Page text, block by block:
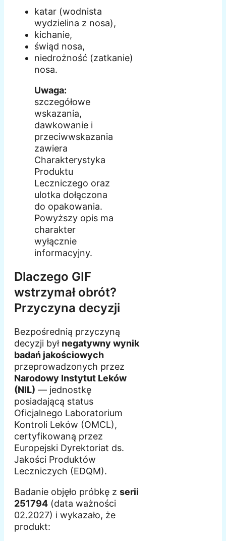
katar (wodnista
wydzielina z nosa),
kichanie,
świąd nosa,
niedrożność (zatkanie)
nosa.
Uwaga:
szczegółowe
wskazania,
dawkowanie i
przeciwwskazania
zawiera
Charakterystyka
Produktu
Leczniczego oraz
ulotka dołączona
do opakowania.
Powyższy opis ma
charakter
wyłącznie
informacyjny.
Dlaczego GIF
wstrzymał obrót?
Przyczyna decyzji
Bezpośrednią przyczyną
decyzji był negatywny wynik
badań jakościowych
przeprowadzonych przez
Narodowy Instytut Leków
(NIL) — jednostkę
posiadającą status
Oficjalnego Laboratorium
Kontroli Leków (OMCL),
certyfikowaną przez
Europejski Dyrektoriat ds.
Jakości Produktów
Leczniczych (EDQM).
Badanie objęło próbkę z serii
251794 (data ważności
02.2027) i wykazało, że
produkt: